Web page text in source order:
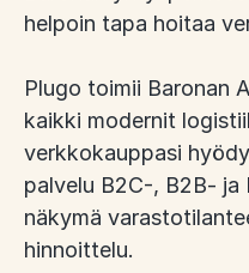
helpoin tapa hoitaa
Plugo toimii Baronan
kaikki modernit
verkkokauppasi
palvelu B2C-, B2B- ja
näkymä
hinnoittelu.